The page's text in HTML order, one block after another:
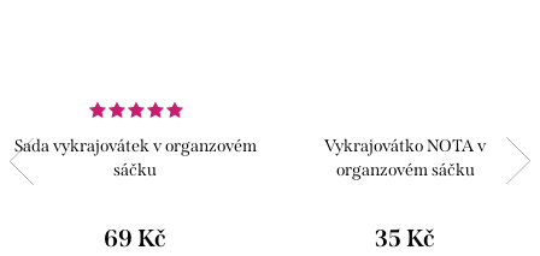
Sada vykrajovátek v organzovém
sáčku
69 Kč
Vykrajovátko NOTA v
organzovém sáčku
35 Kč